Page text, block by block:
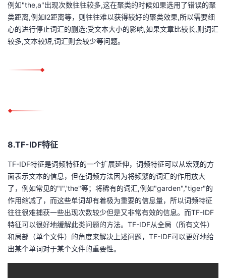
例如"the,a"出现次数往往较多,这在聚类的时候如果选用了错误的聚
类距离,例如l2距离等，则往往难以获得较好的聚类效果,所以需要细
心的进行停止词汇的删选;受文本大小的影响,如果文章比较长,则词汇
较多,文本较短,词汇则会较少等问题。
8.TF-IDF特征
TF-IDF特征是词频特征的一个扩展延伸，词频特征可以从宏观的方
面表示文本的信息，但在词频方法因为将频繁的词汇的作用放大
了，例如常见的"I",'the"等；将稀有的词汇,例如"garden","tiger"的
作用缩减了，而这些单词却有着极为重要的信息量，所以词频特征
往往很难捕获一些出现次数较少但是又非常有效的信息。而TF-IDF
特征可以很好地缓解此类问题的方法。TF-IDF从全局（所有文件）
和局部（单个文件）的角度来解决上述问题，TF-IDF可以更好地给
出某个单词对于某个文件的重要性。